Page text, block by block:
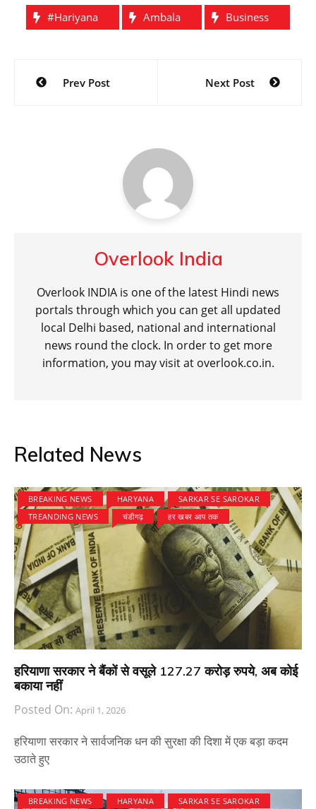
#hariyana Ambala Business
Post
navigation
Prev Post Next Post
Overlook India
Overlook INDIA is one of the latest Hindi news
portals through which you can get all updated
local Delhi based, national and international
news round the clock. In order to get more
information, you may visit at overlook.co.in.
Related News
BREAKING NEWS HARYANA
SARKAR SE SAROKAR
TREANDING NEWS
चंडीगढ़ हर खबर आप तक
हरियाणा सरकार ने बैंकों से वसूले 127.27 करोड़ रुपये, अब कोई
बकाया नहीं
Posted On: April 1, 2026
हरियाणा सरकार ने सार्वजनिक धन की सुरक्षा की दिशा में एक बड़ा कदम
उठाते हुए
BREAKING NEWS HARYANA
SARKAR SE SAROKAR